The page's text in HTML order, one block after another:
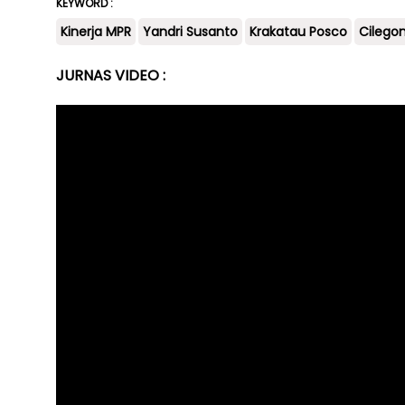
KEYWORD :
Kinerja MPR Yandri Susanto Krakatau Posco
JURNAS VIDEO :